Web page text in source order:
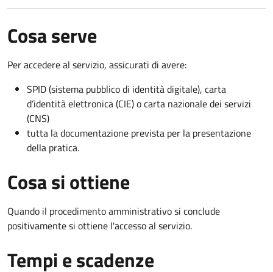
Cosa serve
Per accedere al servizio, assicurati di avere:
SPID (sistema pubblico di identità digitale), carta
d’identità elettronica (CIE) o carta nazionale dei servizi
(CNS)
tutta la documentazione prevista per la presentazione
della pratica.
Cosa si ottiene
Quando il procedimento amministrativo si conclude
positivamente si ottiene l'accesso al servizio.
Tempi e scadenze